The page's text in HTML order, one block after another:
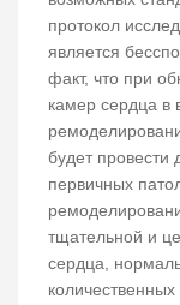
протокол
является
факт, что при
камер сердца в
будет провести
первичных
тщательной и
сердца,